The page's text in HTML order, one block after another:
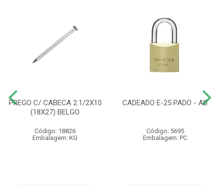
PREGO C/ CABECA 2.1/2X10
(18X27) BELGO
Código: 18826
Embalagem: KG
CADEADO E-25 PADO - AB
Código: 5695
Embalagem: PC